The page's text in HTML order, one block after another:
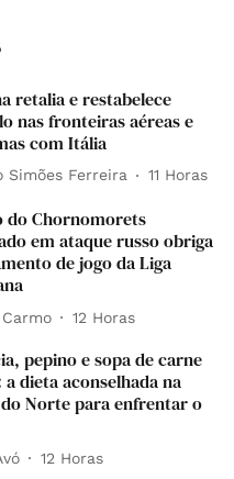
retalia e restabelece
nas fronteiras aéreas e
com Itália
Simões Ferreira 11 Horas
do Chornomorets
em ataque russo obriga
de jogo da Liga
12 Horas
pepino e sopa de carne
a dieta aconselhada na
Norte para enfrentar o
12 Horas